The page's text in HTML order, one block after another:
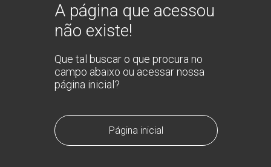
A página que acessou
não existe!
Que tal buscar o que procura no
campo abaixo ou acessar nossa
página inicial?
Página inicial